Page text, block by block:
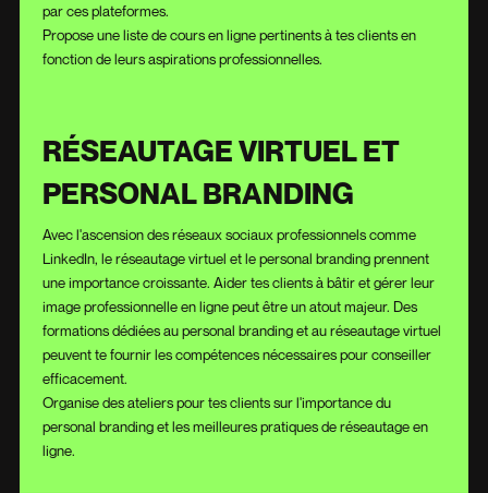
par ces plateformes.
Propose une liste de cours en ligne pertinents à tes clients en
fonction de leurs aspirations professionnelles.
RÉSEAUTAGE VIRTUEL ET
PERSONAL BRANDING
Avec l'ascension des réseaux sociaux professionnels comme
LinkedIn, le réseautage virtuel et le personal branding prennent
une importance croissante. Aider tes clients à bâtir et gérer leur
image professionnelle en ligne peut être un atout majeur. Des
formations dédiées au personal branding et au réseautage virtuel
peuvent te fournir les compétences nécessaires pour conseiller
efficacement.
Organise des ateliers pour tes clients sur l'importance du
personal branding et les meilleures pratiques de réseautage en
ligne.